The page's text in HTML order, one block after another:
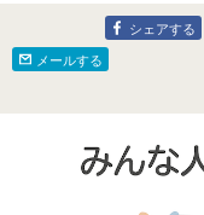
シェアする
メールする